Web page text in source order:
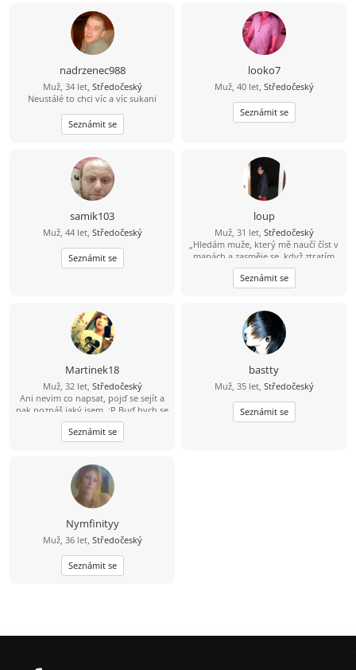
čas na blbnutí na mazlení líbání
všelijaké erotické hrátky a sex
nemám rád když se uspokojime a
hned se obléci rozloučit se a zmizet
radči se po valím ještě udýchaní a
spocena naše těla za pletená do sebe
a zrušovat se pohyby těl
nadrzenec988
Muž, 34 let, Středočeský
Neustálé to chci víc a víc sukani
Seznámit se
looko7
Muž, 40 let, Středočeský
Seznámit se
samik103
Muž, 44 let, Středočeský
Seznámit se
loup
Muž, 31 let, Středočeský
„Hledám muže, který mě naučí číst v
mapách a zasměje se, když ztratím
směr. Na oplátku naučím jak milovat
a přitom neztratit sam sebe.
Seznámit se
Martinek18
Muž, 32 let, Středočeský
Ani nevim co napsat, pojď se sejít a
pak poznáš jaký jsem. :P Buď bych se
tu moc vychvaloval nebo ponižoval
;)
Seznámit se
bastty
Muž, 35 let, Středočeský
Seznámit se
Nymfinityy
Muž, 36 let, Středočeský
Seznámit se